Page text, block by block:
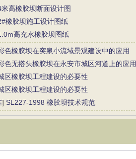
米高橡胶坝断面设计图
橡胶坝施工设计图纸
高充水橡胶坝图纸
色橡胶坝在突泉小流域景观建设中的应用
色无搭头橡胶坝在永安市城区河道上的应用
区橡胶坝工程建设的必要性
区橡胶坝工程建设的必要性
] SL227-1998 橡胶坝技术规范